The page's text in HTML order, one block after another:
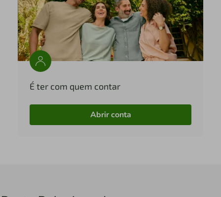
É ter com quem contar
Abrir conta